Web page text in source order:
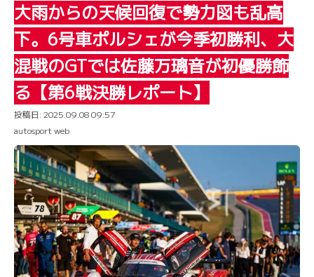
大雨からの天候回復で勢力図も乱高
下。6号車ポルシェが今季初勝利、大
混戦のGTでは佐藤万璃音が初優勝飾
る【第6戦決勝レポート】
投稿日: 2025.09.08 09:57
autosport web